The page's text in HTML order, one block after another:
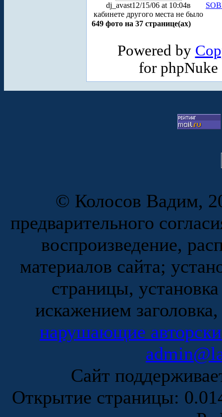
dj_avast12/15/06 at 10:04в
кабинете другого места не было
649 фото на 37 странице(ах)
Powered by
for
© Колосов Вадим,
предварительного
воспроизведение,
материалов сайта;
страницы,
искажением
нарушающие
Сайт
Открытие страницы: